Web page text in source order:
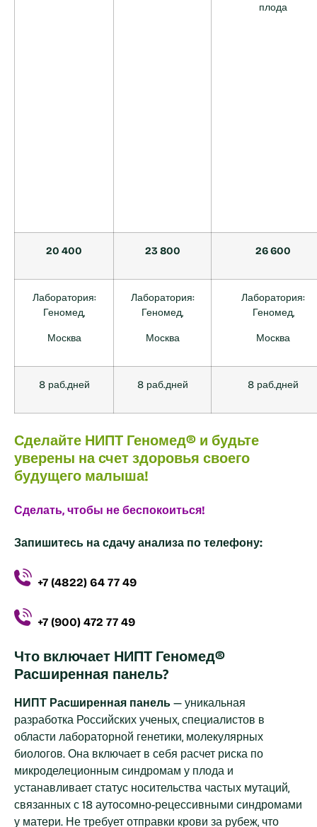
плода
20 400 23 800 26 600
Лаборатория:
Геномед,
Москва
Лаборатория:
Геномед,
Москва
Лаборатория:
Геномед,
Москва
8 раб.дней 8 раб.дней 8 раб.дней
Сделайте НИПТ Геномед® и будьте
уверены на счет здоровья своего
будущего малыша!
Сделать, чтобы не беспокоиться!
Запишитесь на сдачу анализа по телефону:
+7 (4822) 64 77 49
+7 (900) 472 77 49
Что включает НИПТ Геномед®
Расширенная панель?
НИПТ Расширенная панель — уникальная
разработка Российских ученых, специалистов в
области лабораторной генетики, молекулярных
биологов. Она включает в себя расчет риска по
микроделеционным синдромам у плода и
устанавливает статус носительства частых мутаций,
связанных с 18 аутосомно-рецессивными синдромами
у матери. Не требует отправки крови за рубеж, что